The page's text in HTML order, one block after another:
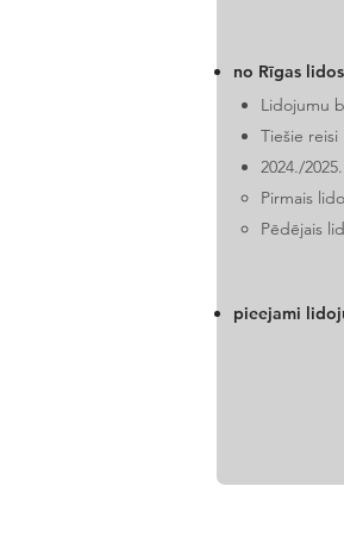
no Rīgas
Lidojumu
Tiešie
2024./
Pirmais
Pēdējais
pieejami